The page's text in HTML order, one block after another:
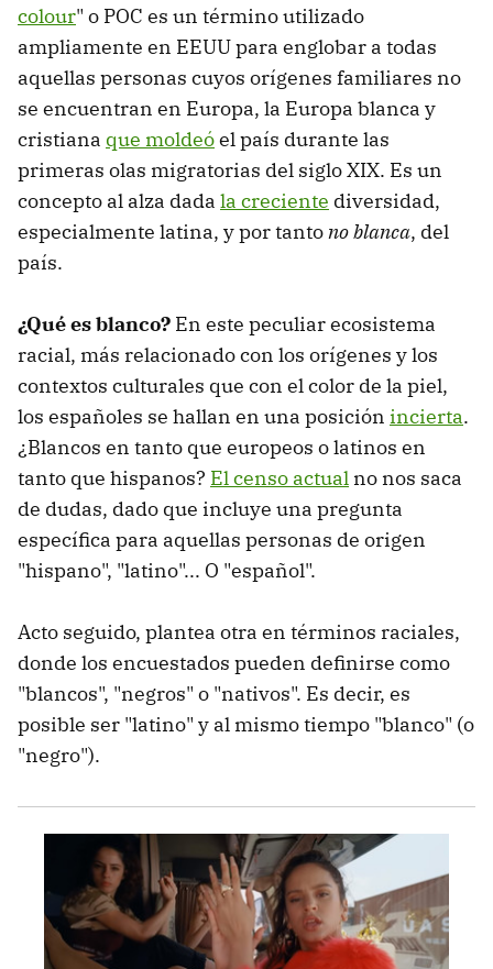
colour" o POC es un término utilizado
ampliamente en EEUU para englobar a todas
aquellas personas cuyos orígenes familiares no
se encuentran en Europa, la Europa blanca y
cristiana que moldeóel país durante las
primeras olas migratorias del siglo XIX. Es un
concepto al alza dada la creciente diversidad,
especialmente latina, y por tantono blanca, del
país.
¿Qué es blanco? En este peculiar ecosistema
racial, más relacionado con los orígenes y los
contextos culturales que con el color de la piel,
los españoles se hallan en una posición incierta.
¿Blancos en tanto que europeos o latinos en
tanto que hispanos? El censo actual no nos saca
de dudas, dado que incluye una pregunta
específica para aquellas personas de origen
"hispano", "latino"... O "español".
Acto seguido, plantea otra en términos raciales,
donde los encuestados pueden definirse como
"blancos", "negros" o "nativos". Es decir, es
posible ser "latino" y al mismo tiempo "blanco" (o
"negro").